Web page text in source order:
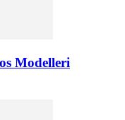
Modelleri